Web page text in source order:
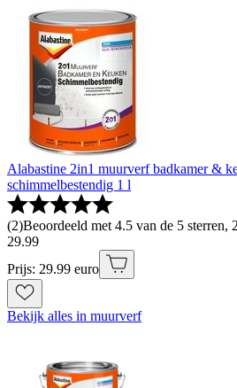
Alabastine 2in1 muurverf badkamer &
schimmelbestendig 1 l
(2)Beoordeeld met 4.5 van de 5 sterren,
29.99
Prijs: 29.99 euro
Bekijk alles in muurverf